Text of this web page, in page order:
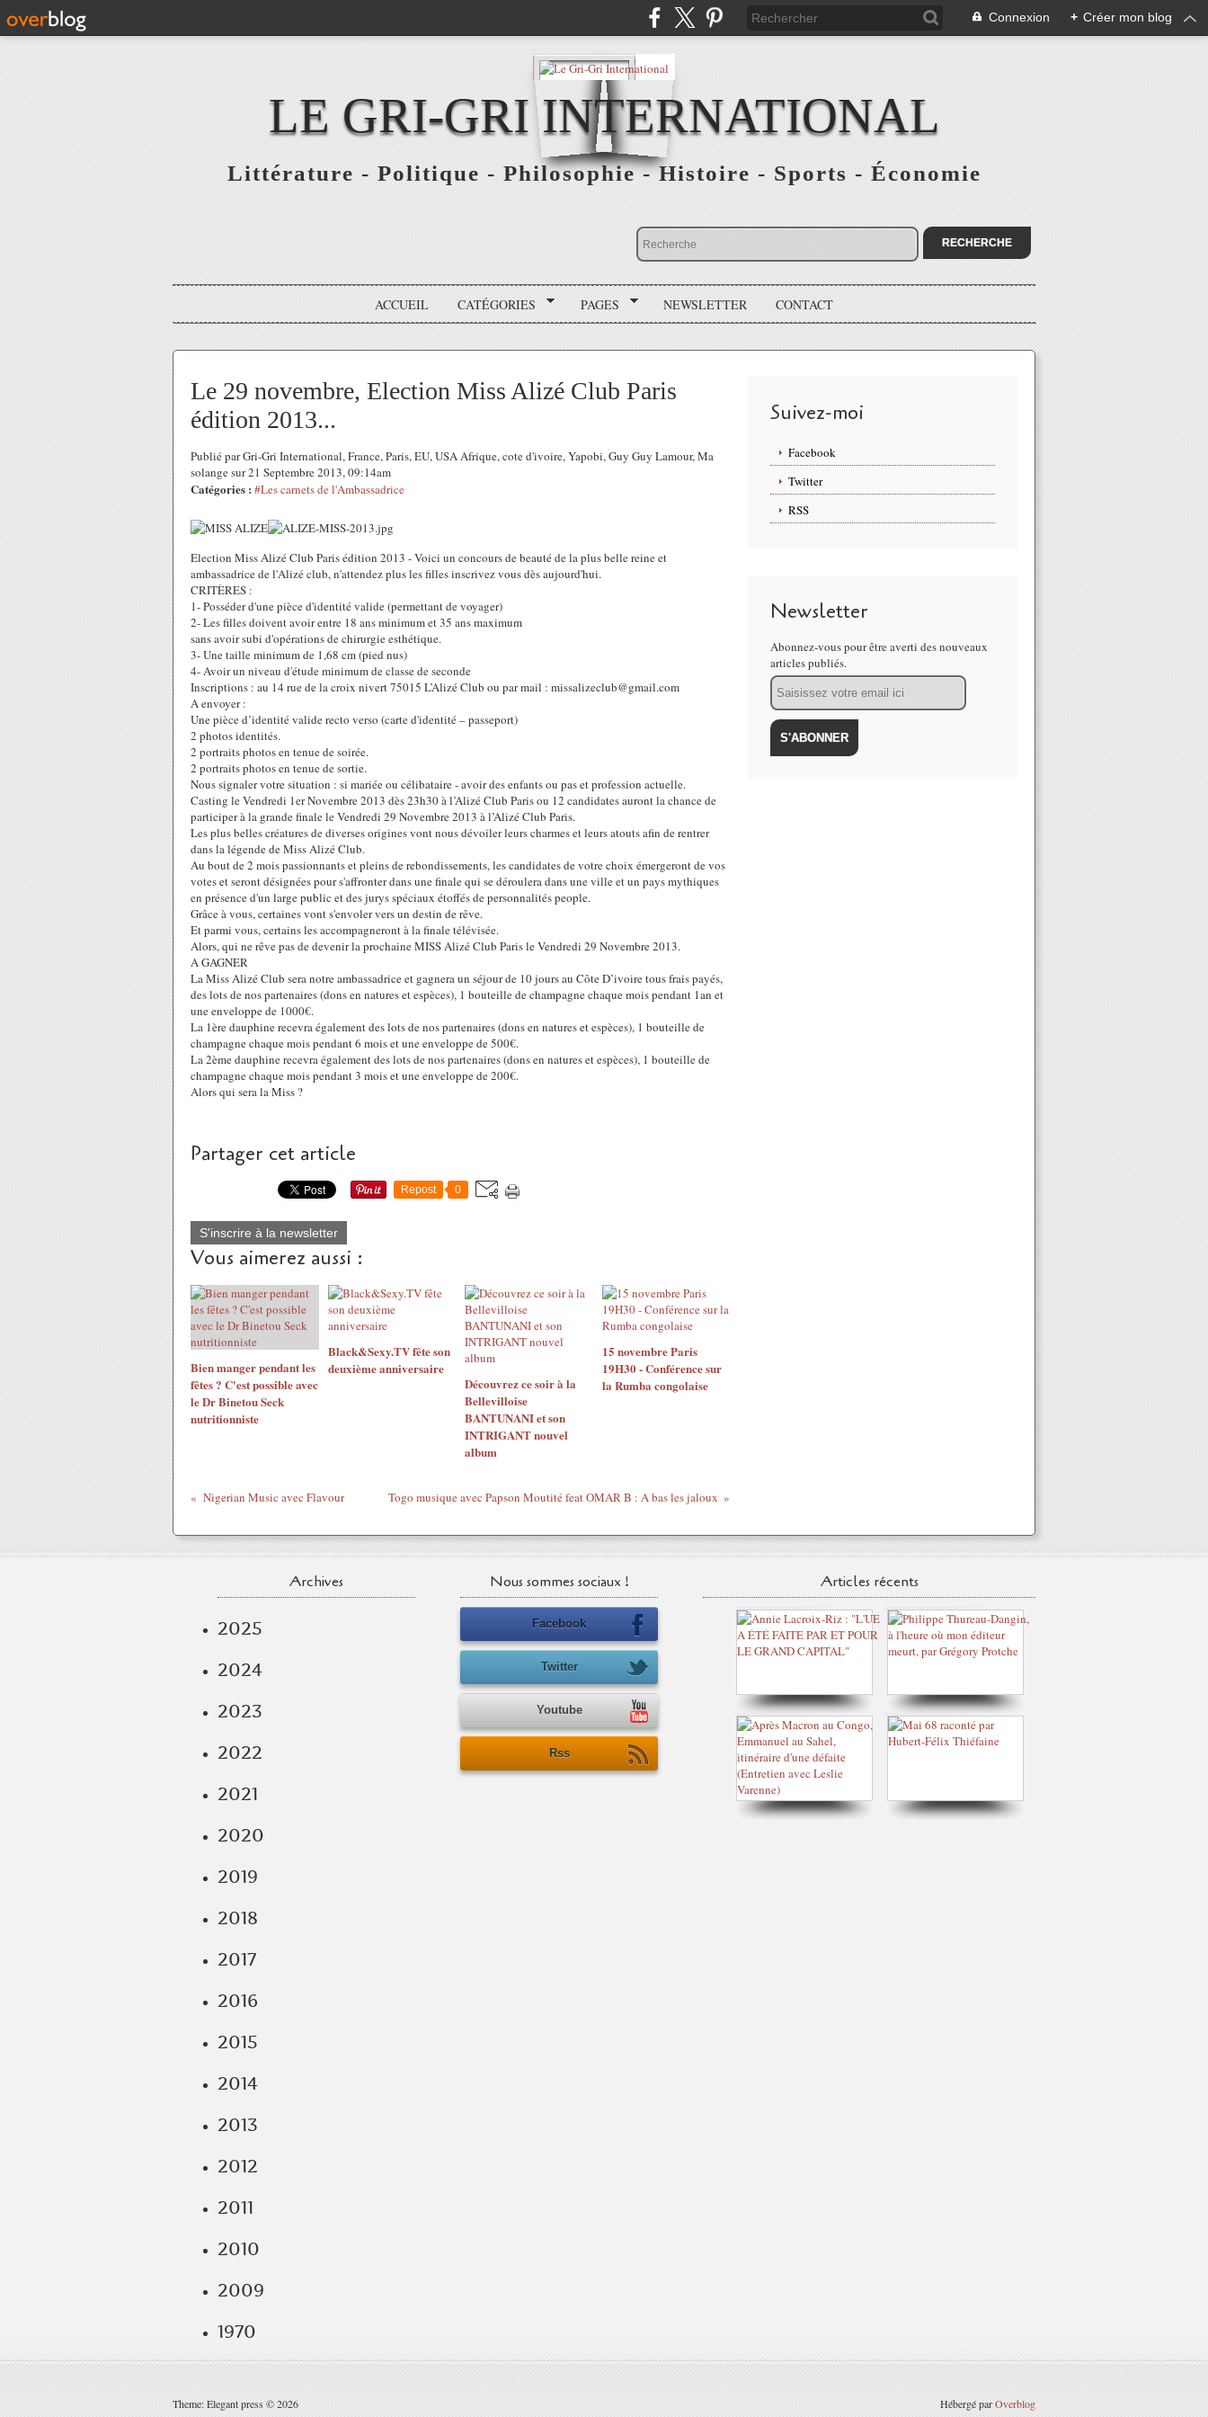
Connexion + Créer mon blog
LE GRI-GRI INTERNATIONAL
Littérature - Politique - Philosophie - Histoire - Sports - Économie
ACCUEIL CATÉGORIES PAGES NEWSLETTER CONTACT
Le 29 novembre, Election Miss Alizé Club Paris
édition 2013...
Publié par Gri-Gri International, France, Paris, EU, USA Afrique, cote d'ivoire, Yapobi, Guy Guy Lamour, Ma
solange sur 21 Septembre 2013, 09:14am
Catégories : #Les carnets de l'Ambassadrice
Election Miss Alizé Club Paris édition 2013 - Voici un concours de beauté de la plus belle reine et
ambassadrice de l'Alizé club, n'attendez plus les filles inscrivez vous dès aujourd'hui.
CRITÈRES :
1- Posséder d'une pièce d'identité valide (permettant de voyager)
2- Les filles doivent avoir entre 18 ans minimum et 35 ans maximum
sans avoir subi d'opérations de chirurgie esthétique.
3- Une taille minimum de 1,68 cm (pied nus)
4- Avoir un niveau d'étude minimum de classe de seconde
Inscriptions : au 14 rue de la croix nivert 75015 L’Alizé Club ou par mail : missalizeclub@gmail.com
A envoyer :
Une pièce d’identité valide recto verso (carte d'identité – passeport)
2 photos identités.
2 portraits photos en tenue de soirée.
2 portraits photos en tenue de sortie.
Nous signaler votre situation : si mariée ou célibataire - avoir des enfants ou pas et profession actuelle.
Casting le Vendredi 1er Novembre 2013 dès 23h30 à l’Alizé Club Paris ou 12 candidates auront la chance de
participer à la grande finale le Vendredi 29 Novembre 2013 à l’Alizé Club Paris.
Les plus belles créatures de diverses origines vont nous dévoiler leurs charmes et leurs atouts afin de rentrer
dans la légende de Miss Alizé Club.
Au bout de 2 mois passionnants et pleins de rebondissements, les candidates de votre choix émergeront de vos
votes et seront désignées pour s'affronter dans une finale qui se déroulera dans une ville et un pays mythiques
en présence d'un large public et des jurys spéciaux étoffés de personnalités people.
Grâce à vous, certaines vont s'envoler vers un destin de rêve.
Et parmi vous, certains les accompagneront à la finale télévisée.
Alors, qui ne rêve pas de devenir la prochaine MISS Alizé Club Paris le Vendredi 29 Novembre 2013.
A GAGNER
La Miss Alizé Club sera notre ambassadrice et gagnera un séjour de 10 jours au Côte D’ivoire tous frais payés,
des lots de nos partenaires (dons en natures et espèces), 1 bouteille de champagne chaque mois pendant 1an et
une enveloppe de 1000€.
La 1ère dauphine recevra également des lots de nos partenaires (dons en natures et espèces), 1 bouteille de
champagne chaque mois pendant 6 mois et une enveloppe de 500€.
La 2ème dauphine recevra également des lots de nos partenaires (dons en natures et espèces), 1 bouteille de
champagne chaque mois pendant 3 mois et une enveloppe de 200€.
Alors qui sera la Miss ?
Partager cet article
Repost 0
S'inscrire à la newsletter
Vous aimerez aussi :
Bien manger pendant les
fêtes ? C'est possible avec
le Dr Binetou Seck
nutritionniste
Black&Sexy.TV fête son
deuxième anniversaire
Découvrez ce soir à la
Bellevilloise
BANTUNANI et son
INTRIGANT nouvel
album
15 novembre Paris
19H30 - Conférence sur
la Rumba congolaise
Nigerian Music avec Flavour Togo musique avec Papson Moutité feat OMAR B : A bas les jaloux
Suivez-moi
Facebook
Twitter
RSS
Newsletter
Abonnez-vous pour être averti des nouveaux
articles publiés.
Email
Archives
2025
2024
2023
2022
2021
2020
2019
2018
2017
2016
2015
2014
2013
2012
2011
2010
2009
1970
Nous sommes sociaux !
Facebook
Twitter
Youtube
Rss
Articles récents
Theme: Elegant press © 2026 Hébergé parOverblog